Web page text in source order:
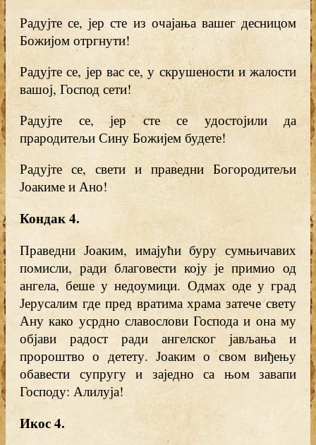
Радујте се, јер сте из очајања вашег десницом
Божијом отргнути!
Радујте се, јер вас се, у скрушености и жалости
вашој, Господ сети!
Радујте се, јер сте се удостојили да
прародитељи Сину Божијем будете!
Радујте се, свети и праведни Богородитељи
Јоакиме и Ано!
Кондак 4.
Праведни Јоаким, имајући буру сумњичавих
помисли, ради благовести коју је примио од
ангела, беше у недоумици. Одмах оде у град
Јерусалим где пред вратима храма затече свету
Ану како усрдно славослови Господа и она му
објави радост ради ангелског јављања и
пророштво о детету. Јоаким о свом виђењу
обавести супругу и заједно са њом завапи
Господу: Алилуја!
Икос 4.